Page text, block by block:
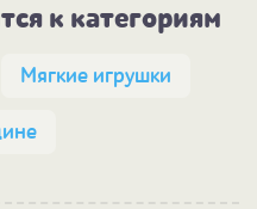
к категориям
Мягкие игрушки